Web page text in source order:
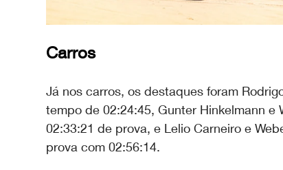
Carros
Já nos carros, os destaques foram
tempo de 02:24:45, Gunter Hinkelmann
02:33:21 de prova, e Lelio Carneiro e
prova com 02:56:14.